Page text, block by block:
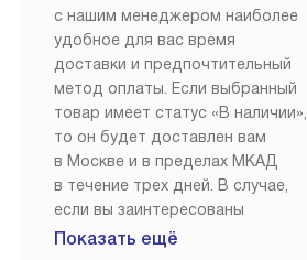
с нашим менеджером наиболее
удобное для вас время
доставки и предпочтительный
метод оплаты. Если выбранный
товар имеет статус «В наличии»,
то он будет доставлен вам
в Москве и в пределах МКАД
в течение трех дней. В случае,
если вы заинтересованы
в товаре, который доступен
Показать ещё